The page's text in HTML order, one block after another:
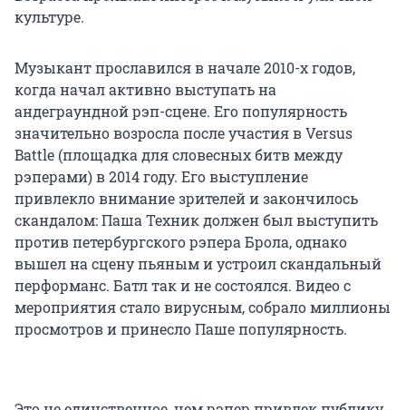
культуре.
Музыкант прославился в начале 2010-х годов,
когда начал активно выступать на
андеграундной рэп-сцене. Его популярность
значительно возросла после участия в Versus
Battle (площадка для словесных битв между
рэперами) в 2014 году. Его выступление
привлекло внимание зрителей и закончилось
скандалом: Паша Техник должен был выступить
против петербургского рэпера Брола, однако
вышел на сцену пьяным и устроил скандальный
перформанс. Батл так и не состоялся. Видео с
мероприятия стало вирусным, собрало миллионы
просмотров и принесло Паше популярность.